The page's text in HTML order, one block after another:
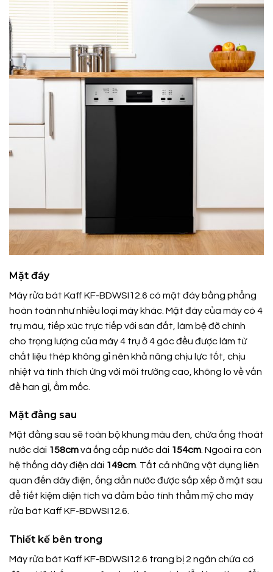
Mặt đáy
Máy rửa bát Kaff KF-BDWSI12.6 có mặt đáy bằng phẳng
hoàn toàn như nhiều loại máy khác. Mặt đáy của máy có 4
trụ màu, tiếp xúc trực tiếp với sàn đất, làm bệ đỡ chính
cho trọng lượng của máy 4 trụ ở 4 góc đều được làm từ
chất liệu thép không gỉ nên khả năng chịu lực tốt, chịu
nhiệt và tính thích ứng với môi trường cao, không lo về vấn
đề han gỉ, ẩm mốc.
Mặt đằng sau
Mặt đằng sau sẽ toàn bộ khung màu đen, chứa ống thoát
nước dài 158cmvà ống cấp nước dài 154cm. Ngoài ra còn
hệ thống dây điện dài 149cm. Tất cả những vật dụng liên
quan đến dây điện, ống dẫn nước được sắp xếp ở mặt sau
để tiết kiệm diện tích và đảm bảo tính thẩm mỹ cho máy
rửa bát Kaff KF-BDWSI12.6.
Thiết kế bên trong
Máy rửa bát Kaff KF-BDWSI12.6 trang bị 2 ngăn chứa cơ